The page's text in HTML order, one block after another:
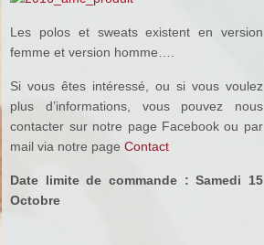
Les polos et sweats existent en version
femme et version homme….
Si vous êtes intéressé, ou si vous voulez
plus d’informations, vous pouvez nous
contacter sur notre page Facebook ou par
mail via notre pageContact
Date limite de commande : Samedi 15
Octobre